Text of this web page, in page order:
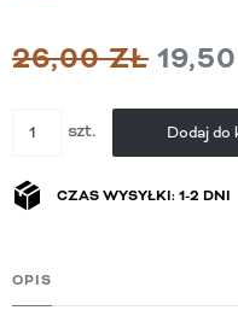
26,00 ZŁ
szt. Dodaj do
CZAS WYSYŁKI: 1-2 DNI
OPIS